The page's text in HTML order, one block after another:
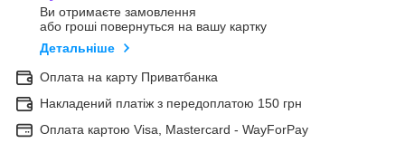
Ви отримаєте замовлення
або гроші повернуться на вашу картку
Детальніше
Оплата на карту Приватбанка
Накладений платіж з передоплатою 150 грн
Оплата картою Visa, Mastercard - WayForPay